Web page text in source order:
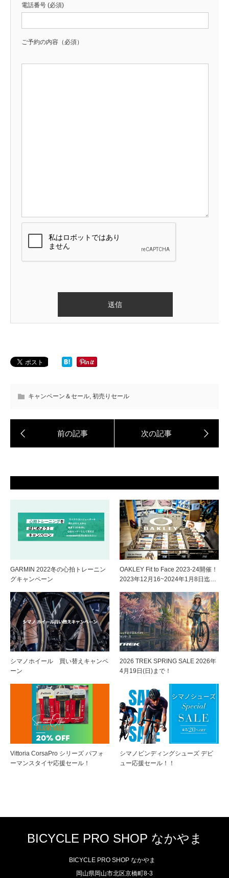
電話番号 (必須)
ご予約の内容（必須）
キャンペーン＆セール, 初売りセール
GARMIN 2022冬の心拍トレーニン
グキャンペーン
OAKLEY Fit to Face 2023-24開催！
2023年12月16~2024年1月8日迄…
シマノホイール 買い替えキャンペ
ーン
2026 TREK SPRING SALE 2026年
4月19日(日)まで！
Vittoria CorsaPro シリーズ パフォ
ーマンスタイヤ応援セール！
シマノビンディングシューズ デビ
ュー応援セール！！
BICYCLE PRO SHOP なかやま
BICYCLE PRO SHOP なかやま
岡山県岡山市北区京橋町8-3